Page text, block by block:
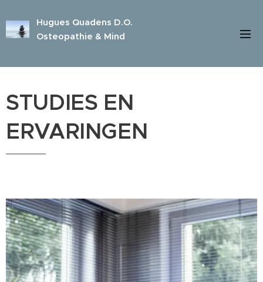
Hugues Quadens D.O.
Osteopathie & Mind
STUDIES EN
ERVARINGEN